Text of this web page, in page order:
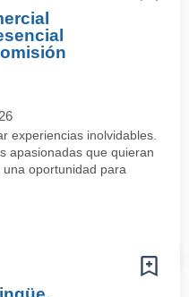
experiencias inolvidables.
apasionadas que quieran
oportunidad para